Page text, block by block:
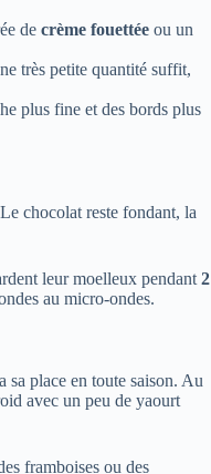
de crème fouettée ou un
très petite quantité suffit,
plus fine et des bords plus
chocolat reste fondant, la
leur moelleux pendant 2
au micro-ondes.
sa place en toute saison. Au
avec un peu de yaourt
framboises ou des